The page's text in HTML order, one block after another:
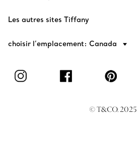
Les autres sites Tiffany
choisir l’emplacement: Canada
© T&CO. 2025